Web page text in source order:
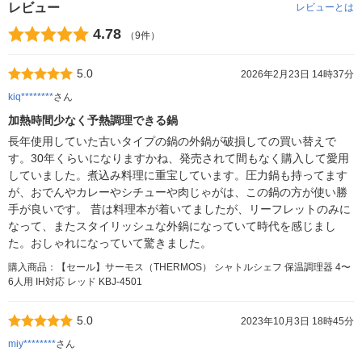
レビュー レビューとは
4.78 （9件）
5.0
2026年2月23日 14時37分
kiq********さん
加熱時間少なく予熱調理できる鍋
長年使用していた古いタイプの鍋の外鍋が破損しての買い替えで
す。30年くらいになりますかね、発売されて間もなく購入して愛用
していました。煮込み料理に重宝しています。圧力鍋も持ってます
が、おでんやカレーやシチューや肉じゃがは、この鍋の方が使い勝
手が良いです。 昔は料理本が着いてましたが、リーフレットのみに
なって、またスタイリッシュな外鍋になっていて時代を感じまし
た。おしゃれになっていて驚きました。
購入商品：【セール】サーモス（THERMOS） シャトルシェフ 保温調理器 4〜
6人用 IH対応 レッド KBJ-4501
5.0
2023年10月3日 18時45分
miy********さん